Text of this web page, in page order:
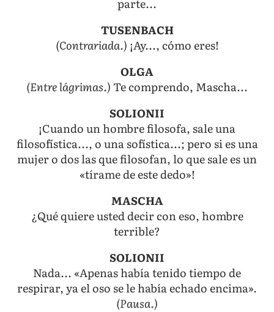
parte...
TUSENBACH
(Contrariada.) ¡Ay..., cómo eres!
OLGA
(Entre lágrimas.)Te comprendo, Mascha...
SOLIONII
¡Cuando un hombre filosofa, sale una
filosofística..., o una sofística...; pero si es una
mujer o dos las que filosofan, lo que sale es un
«tírame de este dedo»!
MASCHA
¿Qué quiere usted decir con eso, hombre
terrible?
SOLIONII
Nada... «Apenas había tenido tiempo de
respirar, ya el oso se le había echado encima».
(Pausa.)